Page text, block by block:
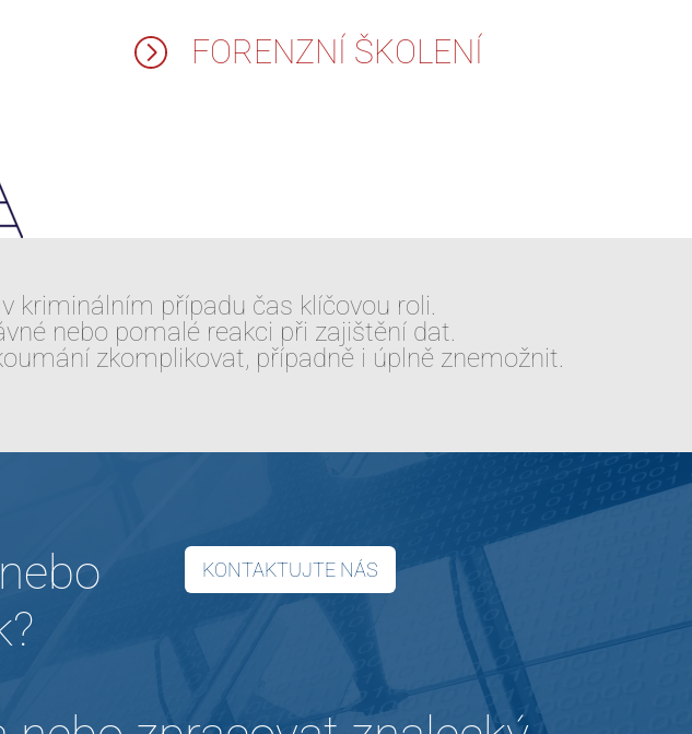
FORENZNÍ ŠKOLENÍ
kriminálním případu čas klíčovou roli.
nebo pomalé reakci při zajištění dat.
zkomplikovat, případně i úplně znemožnit.
KONTAKTUJTE NÁS